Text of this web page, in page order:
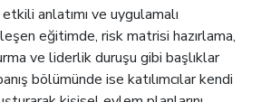
anlatımı ve uygulamalı
eğitimde, risk matrisi hazırlama,
ve liderlik duruşu gibi başlıklar
bölümünde ise katılımcılar kendi